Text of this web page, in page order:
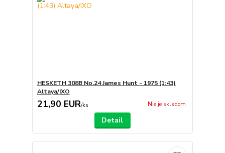
HESKETH 308B No.24 James Hunt - 1975 (1:43)
Altaya/IXO
21,90 EUR/ks Nie je skladom
Detail